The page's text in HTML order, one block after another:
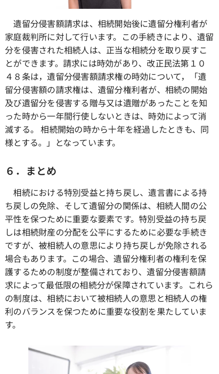
遺留分侵害額請求は、相続開始後に遺留分権利者が
家庭裁判所に対して行います。この手続きにより、遺留
分を侵害された相続人は、正当な相続分を取り戻すこ
とができます。請求には時効があり、改正民法第１０
４８条は，遺留分侵害額請求権の時効について，「遺
留分侵害額の請求権は、遺留分権利者が、相続の開始
及び遺留分を侵害する贈与又は遺贈があったことを知
った時から一年間行使しないときは、時効によって消
滅する。 相続開始の時から十年を経過したときも、同
様とする。」となっています。
６．まとめ
相続における特別受益と持ち戻し、遺言書による持
ち戻しの免除、そして遺留分の関係は、相続人間の公
平性を保つために重要な要素です。特別受益の持ち戻
しは相続財産の分配を公平にするために必要な手続き
ですが、被相続人の意思により持ち戻しが免除される
場合もあります。この場合、遺留分権利者の権利を保
護するための制度が整備されており、遺留分侵害額請
求によって最低限の相続分が保障されています。これら
の制度は、相続において被相続人の意思と相続人の権
利のバランスを保つために重要な役割を果たしていま
す。